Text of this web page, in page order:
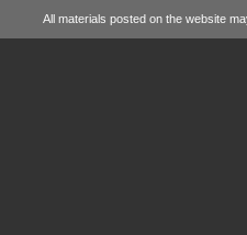
All materials posted on the website